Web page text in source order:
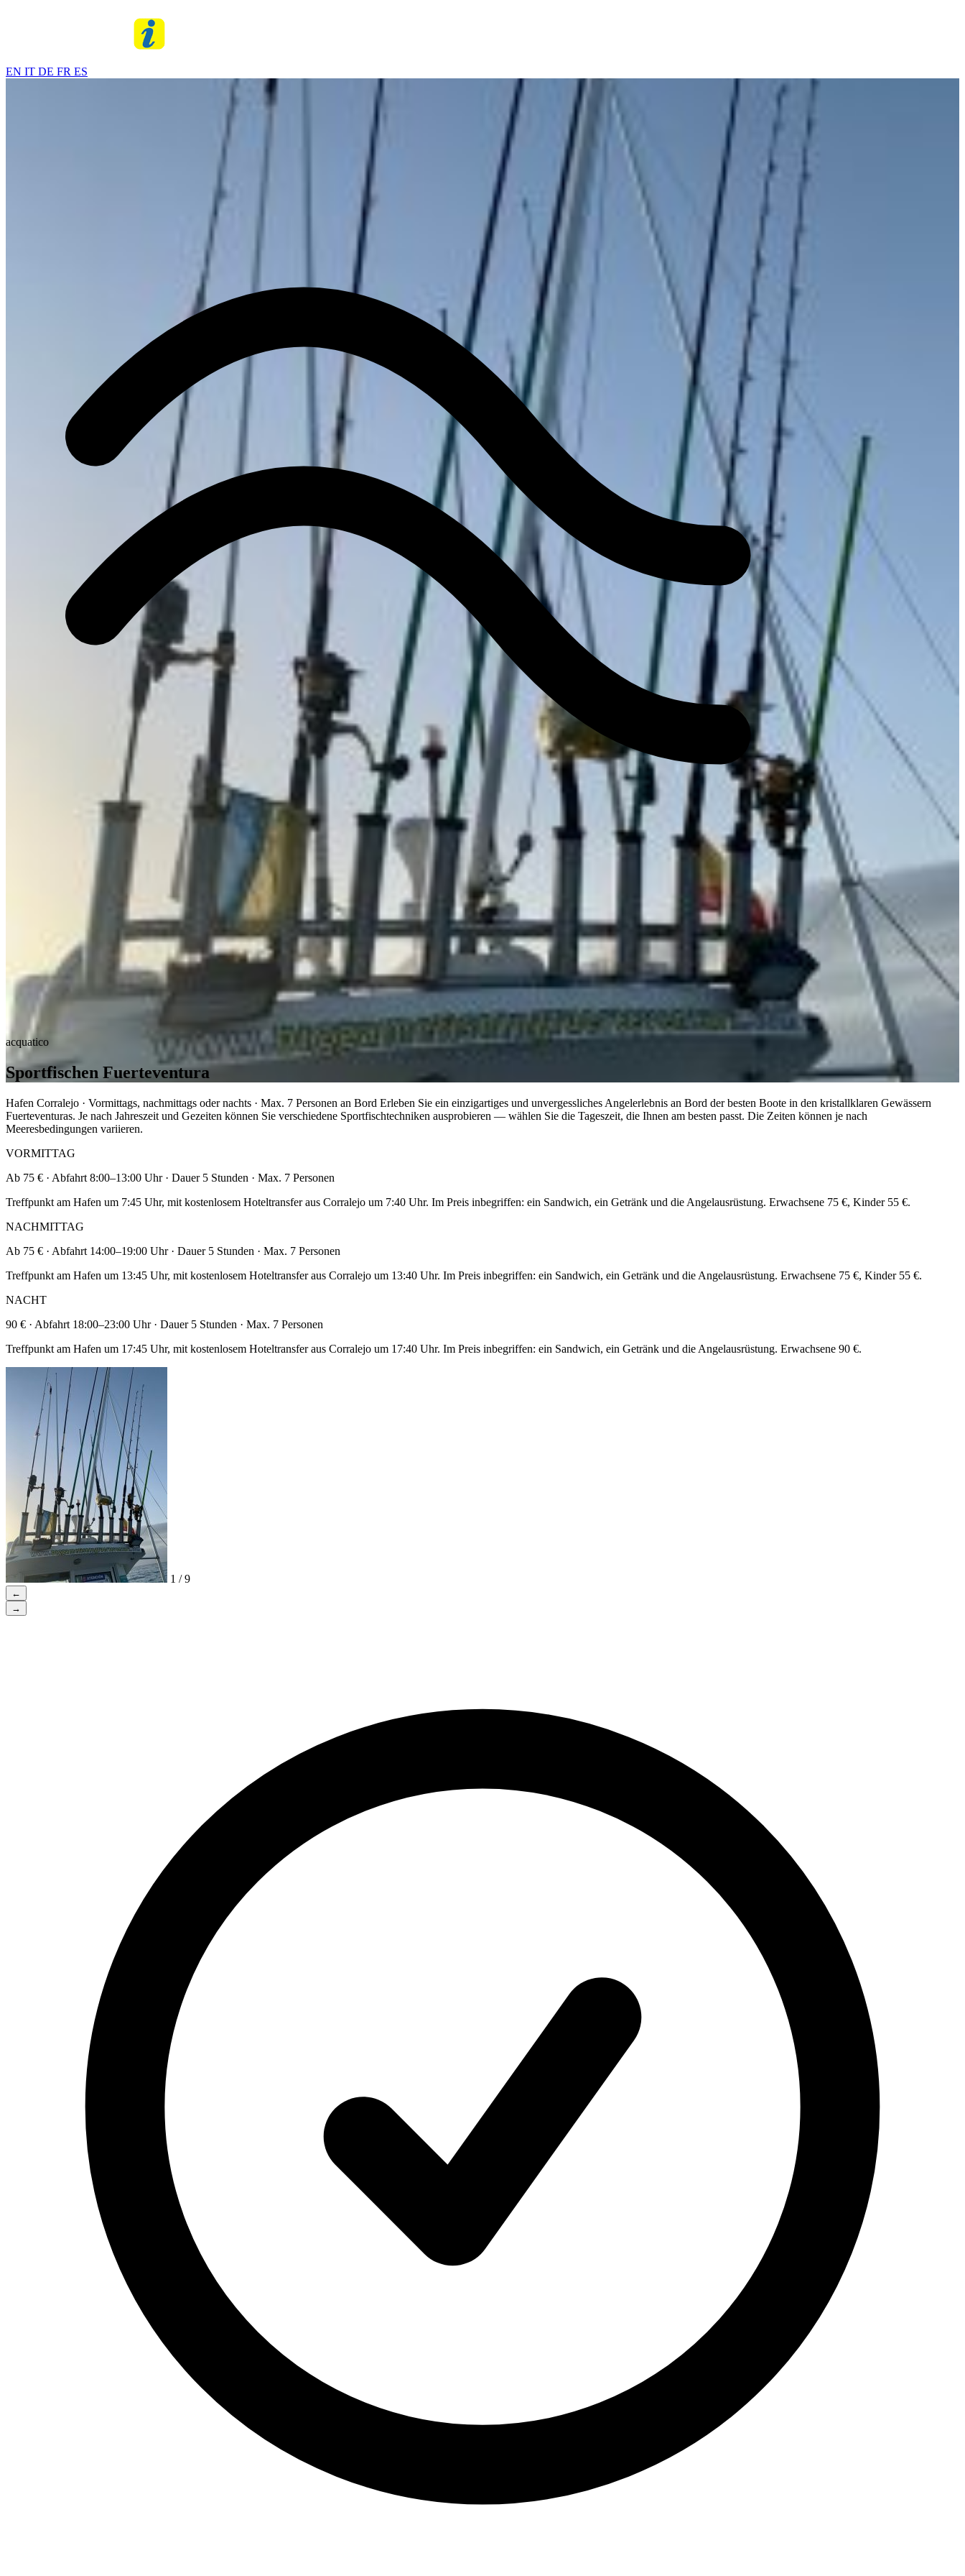
EN IT DE FR ES
acquatico
Sportfischen Fuerteventura
Hafen Corralejo · Vormittags, nachmittags oder nachts · Max. 7 Personen an Bord Erleben Sie ein einzigartiges und unvergessliches Angelerlebnis an Bord der besten Boote in den kristallklaren Gewässern
Fuerteventuras. Je nach Jahreszeit und Gezeiten können Sie verschiedene Sportfischtechniken ausprobieren — wählen Sie die Tageszeit, die Ihnen am besten passt. Die Zeiten können je nach
Meeresbedingungen variieren.
VORMITTAG
Ab 75 € · Abfahrt 8:00–13:00 Uhr · Dauer 5 Stunden · Max. 7 Personen
Treffpunkt am Hafen um 7:45 Uhr, mit kostenlosem Hoteltransfer aus Corralejo um 7:40 Uhr. Im Preis inbegriffen: ein Sandwich, ein Getränk und die Angelausrüstung. Erwachsene 75 €, Kinder 55 €.
NACHMITTAG
Ab 75 € · Abfahrt 14:00–19:00 Uhr · Dauer 5 Stunden · Max. 7 Personen
Treffpunkt am Hafen um 13:45 Uhr, mit kostenlosem Hoteltransfer aus Corralejo um 13:40 Uhr. Im Preis inbegriffen: ein Sandwich, ein Getränk und die Angelausrüstung. Erwachsene 75 €, Kinder 55 €.
NACHT
90 € · Abfahrt 18:00–23:00 Uhr · Dauer 5 Stunden · Max. 7 Personen
Treffpunkt am Hafen um 17:45 Uhr, mit kostenlosem Hoteltransfer aus Corralejo um 17:40 Uhr. Im Preis inbegriffen: ein Sandwich, ein Getränk und die Angelausrüstung. Erwachsene 90 €.
1 / 9
←
→